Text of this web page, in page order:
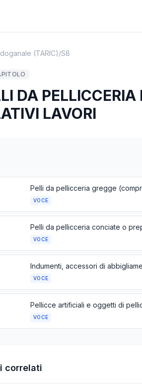
(TARIC)/S8
DA
LAVORI
VOCE
VOCE
Indumenti, accessori di
VOCE
Pellicce artificiali e oggetti di
VOCE
correlati